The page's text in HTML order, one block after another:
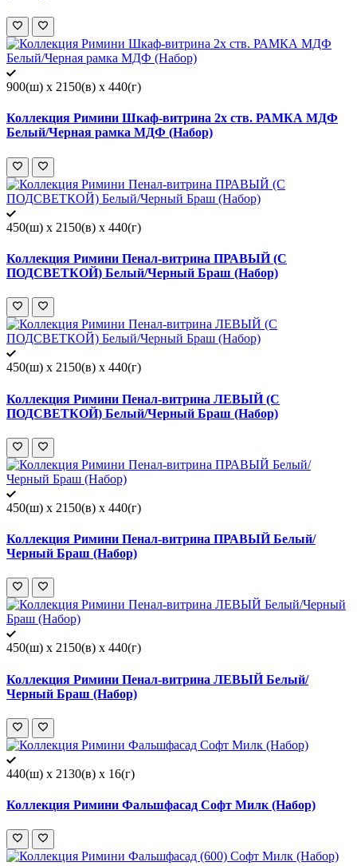
900(ш) x 2150(в) x 440(г)
Коллекция Римини Шкаф-витрина 2х ств. РАМКА МДФ
Белый/Черная рамка МДФ (Набор)
450(ш) x 2150(в) x 440(г)
Коллекция Римини Пенал-витрина ПРАВЫЙ (С
ПОДСВЕТКОЙ) Белый/Черный Браш (Набор)
450(ш) x 2150(в) x 440(г)
Коллекция Римини Пенал-витрина ЛЕВЫЙ (С
ПОДСВЕТКОЙ) Белый/Черный Браш (Набор)
450(ш) x 2150(в) x 440(г)
Коллекция Римини Пенал-витрина ПРАВЫЙ Белый/
Черный Браш (Набор)
450(ш) x 2150(в) x 440(г)
Коллекция Римини Пенал-витрина ЛЕВЫЙ Белый/
Черный Браш (Набор)
440(ш) x 2130(в) x 16(г)
Коллекция Римини Фальшфасад Софт Милк (Набор)